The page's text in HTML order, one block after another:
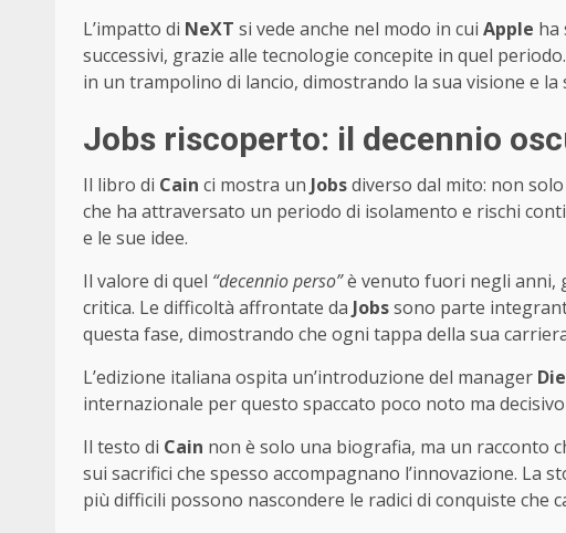
L’impatto di NeXT si vede anche nel modo in cui Apple ha
successivi, grazie alle tecnologie concepite in quel periodo.
in un trampolino di lancio, dimostrando la sua visione e
Jobs riscoperto: il decennio
Il libro di Cain ci mostra un Jobsdiverso dal mito: non
che ha attraversato un periodo di isolamento e rischi
e le sue idee.
Il valore di quel “decennio perso”è venuto fuori negli anni,
critica. Le difficoltà affrontate da Jobssono parte
questa fase, dimostrando che ogni tappa della sua
L’edizione italiana ospita un’introduzione del manager
internazionale per questo spaccato poco noto ma
Il testo di Cain non è solo una biografia, ma un racconto
sui sacrifici che spesso accompagnano l’innovazione. La
più difficili possono nascondere le radici di conquiste che